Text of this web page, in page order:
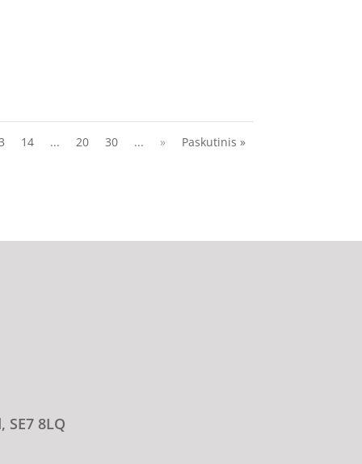
14 ... 20 30 ... » Paskutinis »
SE7 8LQ